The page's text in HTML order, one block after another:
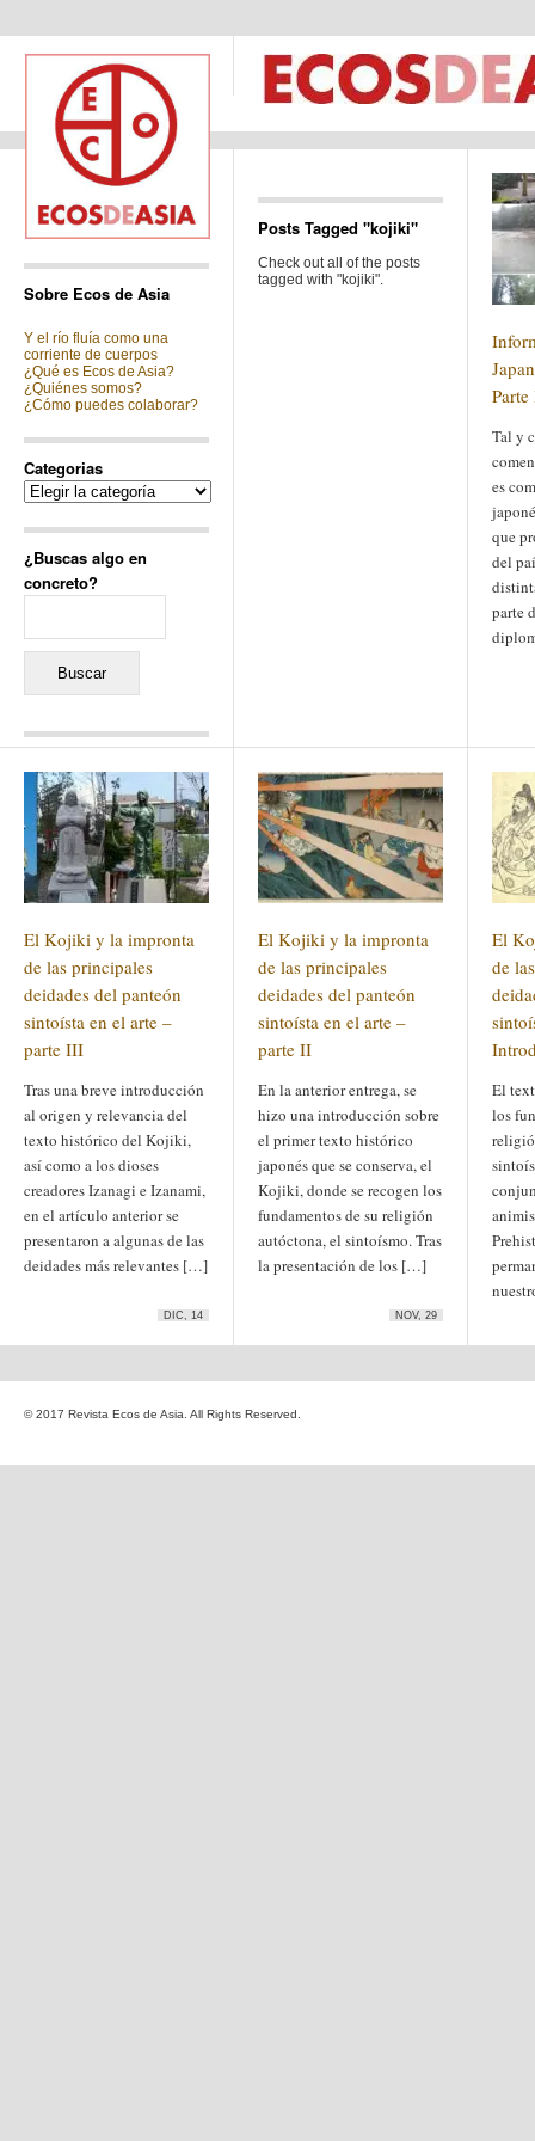
Sobre Ecos de Asia
Y el río fluía como una
corriente de cuerpos
¿Qué es Ecos de Asia?
¿Quiénes somos?
¿Cómo puedes colaborar?
Categorias
Categorias
¿Buscas algo en
concreto?
Jacquelineen«Recuerdos
de la Alhambra» y la
reinvención de un género
Yissen«Recuerdos de la
Alhambra» y la reinvención
de un género
Oscar Darío Rivero Gálvez
Japón conquista Okinawa
de Kutani
Name *en«Recuerdos de
la Alhambra» y la
reinvención de un género
Etiquetas
animación anime arte
arte contemporáneo arte
japonés barcelona bl
boys'loveChina
cine Cine chino cine indio
Cine japonés coreaCorea
del Sur crítica cómic edo
hong
kong India irán islam
japonismo japón
literatura manga Meiji
Posts Tagged "kojiki"
Check out all of the posts
tagged with "kojiki".
Parte
Tal y
es
que
del
parte
El Kojiki y la impronta
de las principales
deidades del panteón
sintoísta en el arte –
parte III
Tras una breve introducción
al origen y relevancia del
texto histórico del Kojiki,
así como a los dioses
creadores Izanagi e Izanami,
en el artículo anterior se
presentaron a algunas de las
deidades más relevantes […]
DIC, 14
El Kojiki y la impronta
de las principales
deidades del panteón
sintoísta en el arte –
parte II
En la anterior entrega, se
hizo una introducción sobre
el primer texto histórico
japonés que se conserva, el
Kojiki, donde se recogen los
fundamentos de su religión
autóctona, el sintoísmo. Tras
la presentación de los […]
NOV, 29
El
de
El
los
© 2017 Revista Ecos de Asia. All Rights Reserved.